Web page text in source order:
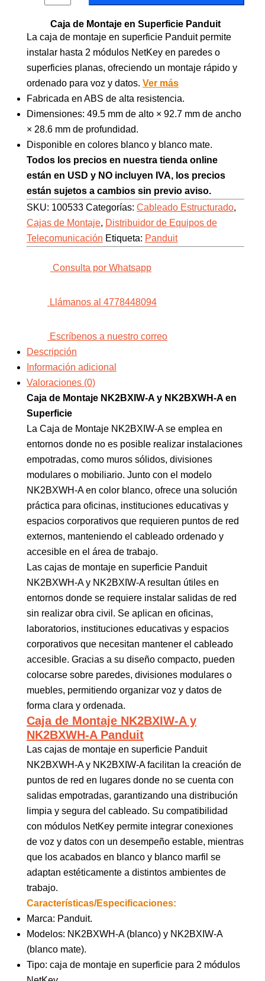
Caja de Montaje en Superficie Panduit
La caja de montaje en superficie Panduit permite
instalar hasta 2 módulos NetKey en paredes o
superficies planas, ofreciendo un montaje rápido y
ordenado para voz y datos. Ver más
Fabricada en ABS de alta resistencia.
Dimensiones: 49.5 mm de alto × 92.7 mm de ancho
× 28.6 mm de profundidad.
Disponible en colores blanco y blanco mate.
Todos los precios en nuestra tienda online
están en USD y NO incluyen IVA, los precios
están sujetos a cambios sin previo aviso.
SKU: 100533 Categorías: Cableado Estructurado,
Cajas de Montaje, Distribuidor de Equipos de
Telecomunicación Etiqueta: Panduit
Consulta por Whatsapp
Llámanos al 4778448094
Escríbenos a nuestro correo
Descripción
Información adicional
Valoraciones (0)
Caja de Montaje NK2BXIW-A y NK2BXWH-A en
Superficie
La Caja de Montaje NK2BXIW-A se emplea en
entornos donde no es posible realizar instalaciones
empotradas, como muros sólidos, divisiones
modulares o mobiliario. Junto con el modelo
NK2BXWH-A en color blanco, ofrece una solución
práctica para oficinas, instituciones educativas y
espacios corporativos que requieren puntos de red
externos, manteniendo el cableado ordenado y
accesible en el área de trabajo.
Las cajas de montaje en superficie Panduit
NK2BXWH-A y NK2BXIW-A resultan útiles en
entornos donde se requiere instalar salidas de red
sin realizar obra civil. Se aplican en oficinas,
laboratorios, instituciones educativas y espacios
corporativos que necesitan mantener el cableado
accesible. Gracias a su diseño compacto, pueden
colocarse sobre paredes, divisiones modulares o
muebles, permitiendo organizar voz y datos de
forma clara y ordenada.
Caja de Montaje NK2BXIW-A y
NK2BXWH-A Panduit
Las cajas de montaje en superficie Panduit
NK2BXWH-A y NK2BXIW-A facilitan la creación de
puntos de red en lugares donde no se cuenta con
salidas empotradas, garantizando una distribución
limpia y segura del cableado. Su compatibilidad
con módulos NetKey permite integrar conexiones
de voz y datos con un desempeño estable, mientras
que los acabados en blanco y blanco marfil se
adaptan estéticamente a distintos ambientes de
trabajo.
Características/Especificaciones:
Marca: Panduit.
Modelos: NK2BXWH-A (blanco) y NK2BXIW-A
(blanco mate).
Tipo: caja de montaje en superficie para 2 módulos